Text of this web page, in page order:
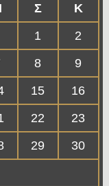
Σ
Κ
1
2
8
9
15
16
22
23
29
30